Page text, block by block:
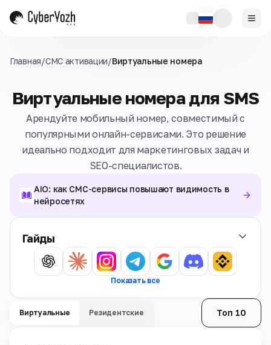
Главная/СМС активации/Виртуальные номера
Виртуальные номера для SMS
Арендуйте мобильный номер, совместимый с
популярными онлайн-сервисами. Это решение
идеально подходит для маркетинговых задач и
SEO-специалистов.
AIO: как СМС-сервисы повышают видимость в
нейросетях
Гайды
Показать все
Виртуальные Резидентские Топ 10